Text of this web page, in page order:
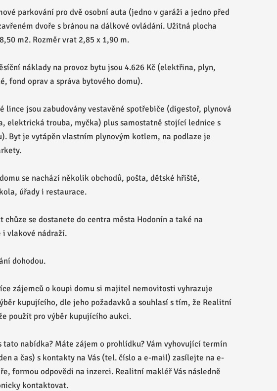
parkování pro dvě osobní auta (jedno v garáži a jedno před
dvoře s bránou na dálkové ovládání. Užitná plocha
m2. Rozměr vrat 2,85 x 1,90 m.
náklady na provoz bytu jsou 4.626 Kč (elektřina, plyn,
fond oprav a správa bytového domu).
lince jsou zabudovány vestavěné spotřebiče (digestoř, plynová
elektrická trouba, myčka) plus samostatně stojící lednice s
Byt je vytápěn vlastním plynovým kotlem, na podlaze je
se nachází několik obchodů, pošta, dětské hřiště,
úřady i restaurace.
chůze se dostanete do centra města Hodonín a také na
i vlakové nádraží.
dohodou.
zájemců o koupi domu si majitel nemovitosti vyhrazuje
kupujícího, dle jeho požadavků a souhlasí s tím, že Realitní
použít pro výběr kupujícího aukci.
tato nabídka? Máte zájem o prohlídku? Vám vyhovující termín
a čas) s kontakty na Vás (tel. číslo a e-mail) zasílejte na e-
formou odpovědi na inzerci. Realitní makléř Vás následně
kontaktovat.